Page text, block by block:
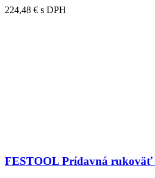
224,48 € s DPH
FESTOOL Prídavná rukoväť